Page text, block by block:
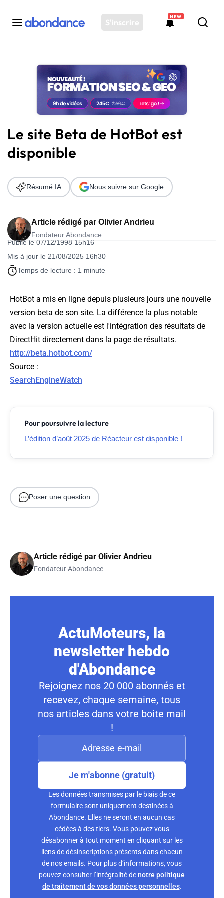
S'inscrire
NEW
Toutes les actus
Actus SEO
Plateforme
Solutions
Ressources
Audit SEO
Le site Beta de HotBot est
disponible
Article rédigé par Olivier Andrieu
Fondateur Abondance
Publié le 07/12/1998 15h16
Mis à jour le 21/08/2025 16h30
Temps de lecture : 1 minute
Résumé IA Nous suivre sur Google
HotBot a mis en ligne depuis plusieurs jours une nouvelle
version beta de son site. La différence la plus notable
avec la version actuelle est l'intégration des résultats de
DirectHit directement dans la page de résultats.
http://beta.hotbot.com/
Source :
SearchEngineWatch
Pour poursuivre la lecture
L’édition d’août 2025 de Réacteur est disponible !
Poser une question
Article rédigé par Olivier Andrieu
Fondateur Abondance
ActuMoteurs, la
newsletter hebdo
d'Abondance
Rejoignez nos 20 000 abonnés et
recevez, chaque semaine, tous
nos articles dans votre boite mail
!
Je m'abonne (gratuit)
Les données transmises par le biais de ce
formulaire sont uniquement destinées à
Abondance. Elles ne seront en aucun cas
cédées à des tiers. Vous pouvez vous
désabonner à tout moment en cliquant sur les
liens de désinscriptions présents dans chacun
de nos emails. Pour plus d’informations, vous
pouvez consulter l’intégralité denotre politique
de traitement de vos données personnelles.